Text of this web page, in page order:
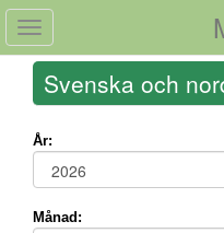
Toggle
navigation
Svenska och
År:
Månad: